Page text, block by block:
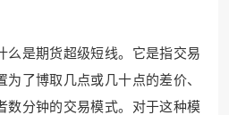
么是期货超级短线。它是指交易
了博取几点或几十点的差价、
数分钟的交易模式。对于这种模